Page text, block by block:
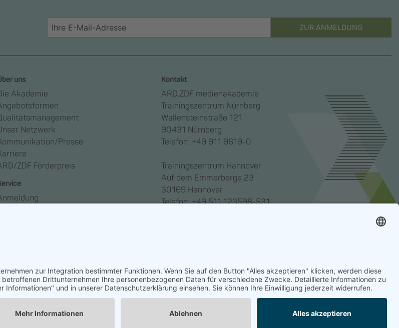
ZUR ANMELDUNG
uns
Akademie
Netzwerk
Presse
ZDF Förderpreis
Kontakt
ARD.ZDF medienakademie
Trainingszentrum Nürnberg
Wallensteinstraße 121
90431 Nürnberg
Telefon: +49 911 9619-0
Trainingszentrum Hannover
Auf dem Emmerberge 23
30169 Hannover
Telefon: +49 511 123598-531
Sitz: Nürnberg, HRB 23705. Alle Rechte vorbehalten.